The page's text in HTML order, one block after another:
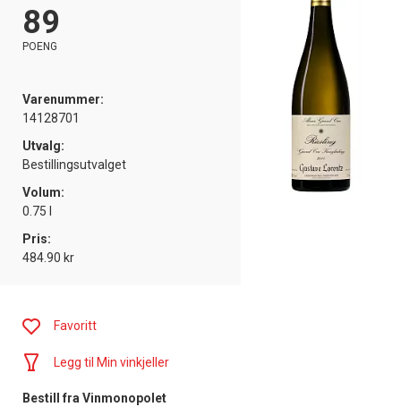
89
POENG
Varenummer:
14128701
Utvalg:
Bestillingsutvalget
Volum:
0.75 l
Pris:
484.90 kr
Favoritt
Legg til Min vinkjeller
Bestill fra Vinmonopolet